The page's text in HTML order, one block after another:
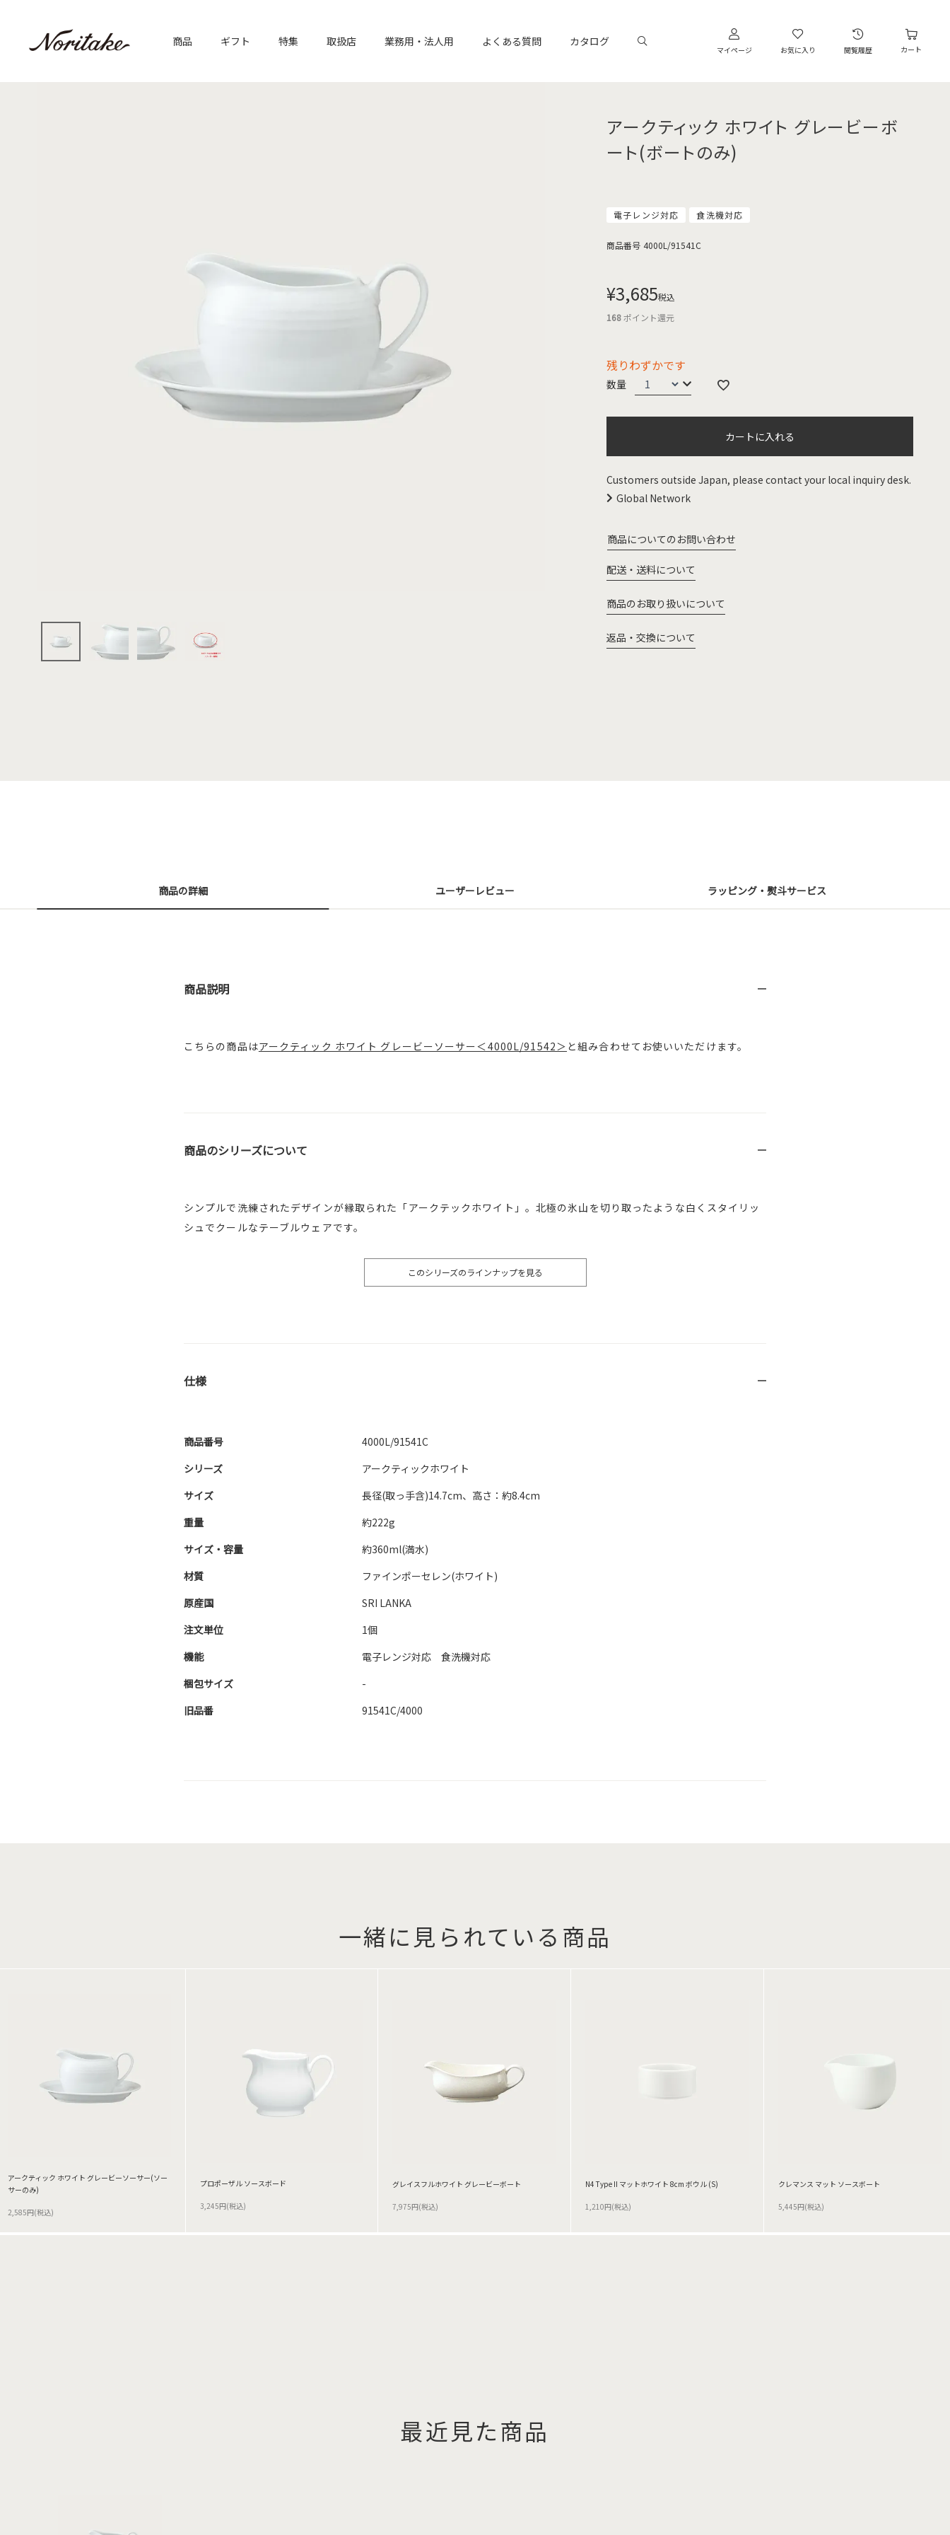
商品 ギフト 特集 取扱店 業務用・法人用 よくある質問 カタログ
マイページ お気に入り 閲覧履歴 カート
アークティック ホワイト グレービーボ
ート(ボートのみ)
電子レンジ対応 食洗機対応
商品番号 4000L/91541C
¥3,685税込
168ポイント還元
残りわずかです
カートに入れる
Customers outside Japan, please contact your local inquiry desk.
Global Network
商品についてのお問い合わせ
配送・送料について
商品のお取り扱いについて
返品・交換について
商品の詳細 ユーザーレビュー ラッピング・熨斗サービス
商品説明
こちらの商品はアークティック ホワイト グレービーソーサー＜4000L/91542＞ と組み合わせてお使いいただけます。
商品のシリーズについて
シンプルで洗練されたデザインが縁取られた「アークテックホワイト」。北極の氷山を切り取ったような白くスタイリッ
シュでクールなテーブルウェアです。
このシリーズのラインナップを見る
仕様
商品番号
4000L/91541C
シリーズ
アークティックホワイト
サイズ
長径(取っ手含)14.7cm、高さ：約8.4cm
重量
約222g
サイズ・容量
約360ml(満水)
材質
ファインポーセレン(ホワイト)
原産国
SRI LANKA
注文単位
1個
機能
電子レンジ対応 食洗機対応
梱包サイズ
-
旧品番
91541C/4000
一緒に見られている商品
アークティック ホワイト グレービーソーサー(ソー
サーのみ)
2,585円(税込)
プロポーザル ソースボード
3,245円(税込)
グレイスフルホワイト グレービーボート
7,975円(税込)
N4 Type II マットホワイト 8cm ボウル (S)
1,210円(税込)
クレマンス マット ソースボート
5,445円(税込)
最近見た商品